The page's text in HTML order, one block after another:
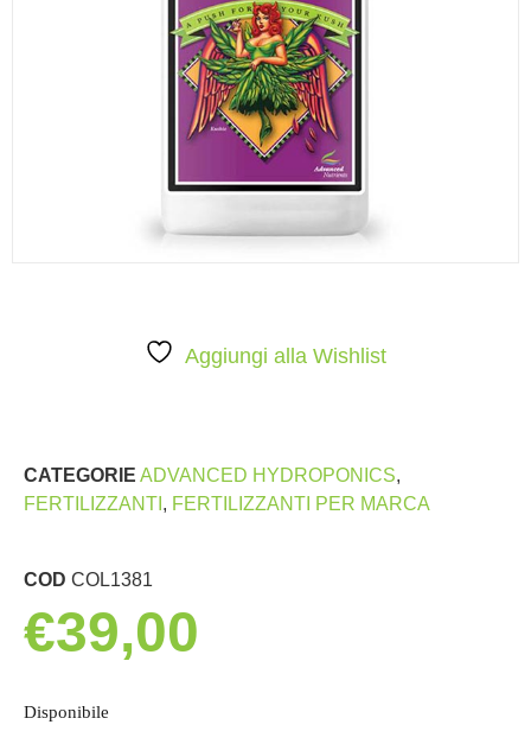
Aggiungi alla Wishlist
CATEGORIE ADVANCED HYDROPONICS,
FERTILIZZANTI , FERTILIZZANTI PER MARCA
COD COL1381
€39,00
Disponibile